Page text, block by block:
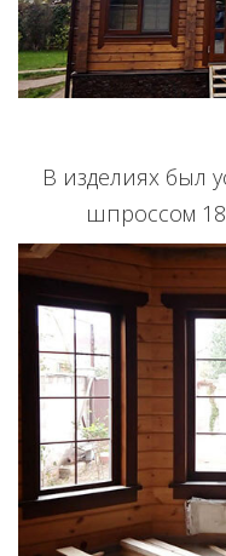
В изделиях был
шпроссом